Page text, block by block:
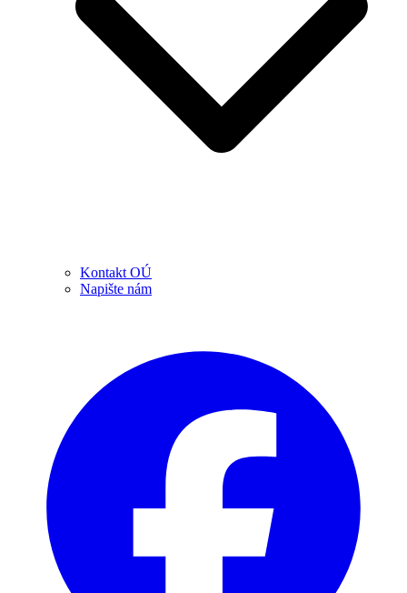
Kontakt OÚ
Napište nám